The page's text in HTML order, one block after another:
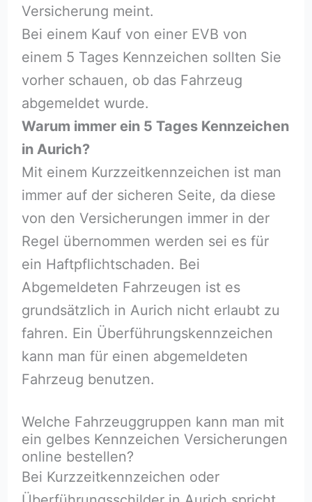
Versicherung meint.
Bei einem Kauf von einer EVB von
einem 5 Tages Kennzeichen sollten Sie
vorher schauen, ob das Fahrzeug
abgemeldet wurde.
Warum immer ein 5 Tages Kennzeichen
in Aurich?
Mit einem Kurzzeitkennzeichen ist man
immer auf der sicheren Seite, da diese
von den Versicherungen immer in der
Regel übernommen werden sei es für
ein Haftpflichtschaden. Bei
Abgemeldeten Fahrzeugen ist es
grundsätzlich in Aurich nicht erlaubt zu
fahren. Ein Überführungskennzeichen
kann man für einen abgemeldeten
Fahrzeug benutzen.
Welche Fahrzeuggruppen kann man mit
ein gelbes Kennzeichen Versicherungen
online bestellen?
Bei Kurzzeitkennzeichen oder